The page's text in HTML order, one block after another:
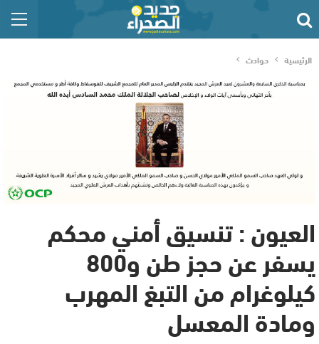
الرئيسية حوادث
العيون : تنسيق أمني محكم
يسفر عن حجز طن و800
كيلوغرام من التبغ المهرب
ومادة المعسل